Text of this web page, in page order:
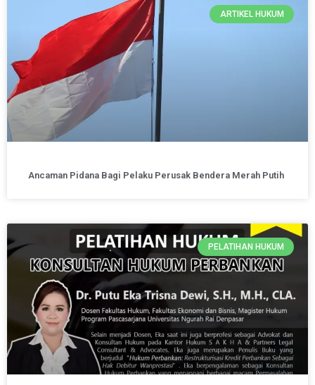
ARTIKEL HUKUM
Ancaman Pidana Bagi Pelaku Perusak Bendera Merah Putih
PELATIHAN HUKUM